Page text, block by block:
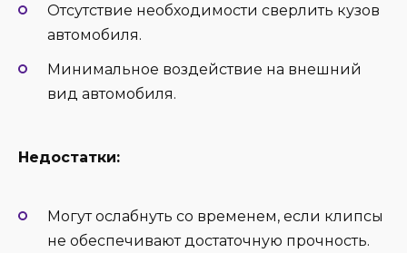
Отсутствие необходимости сверлить кузов
автомобиля.
Минимальное воздействие на внешний
вид автомобиля.
Недостатки:
Могут ослабнуть со временем, если клипсы
не обеспечивают достаточную прочность.